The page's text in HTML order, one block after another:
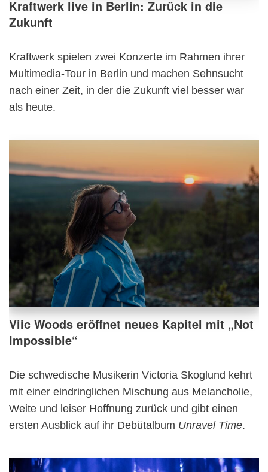
Kraftwerk live in Berlin: Zurück in die
Zukunft
Kraftwerk spielen zwei Konzerte im Rahmen ihrer
Multimedia-Tour in Berlin und machen Sehnsucht
nach einer Zeit, in der die Zukunft viel besser war
als heute.
Viic Woods eröffnet neues Kapitel mit „Not
Impossible“
Die schwedische Musikerin Victoria Skoglund kehrt
mit einer eindringlichen Mischung aus Melancholie,
Weite und leiser Hoffnung zurück und gibt einen
ersten Ausblick auf ihr Debütalbum Unravel Time.